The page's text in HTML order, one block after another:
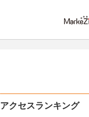
アクセスランキング